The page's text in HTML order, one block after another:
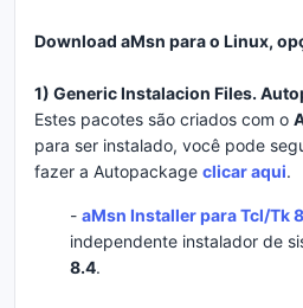
Download aMsn para o Linux,
1) Generic Instalacion Files.
Estes pacotes são criados com o
para ser instalado, você pode
fazer a Autopackage clicar aqui.
- aMsn Installer para Tcl/Tk
independente instalador de
8.4.